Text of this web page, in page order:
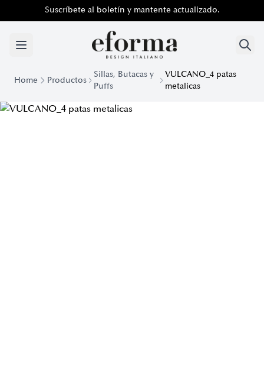
Suscríbete al boletín y mantente actualizado.
Home Productos
Sillas, Butacas y
Puffs
VULCANO_4 patas
metalicas
Cómodo Sillón Vulcano con Patas de Metal | Eforma